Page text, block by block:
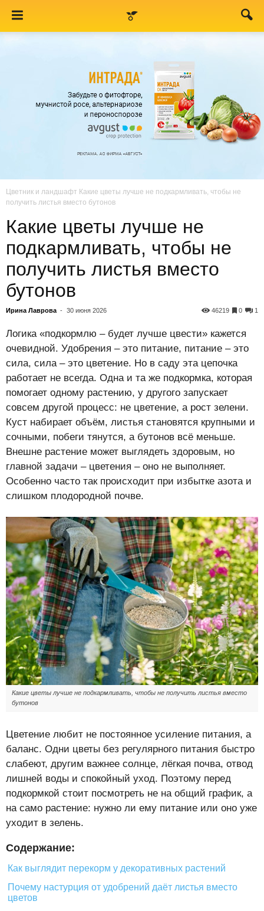
Цветник и ландшафт Какие цветы лучше не подкармливать, чтобы не
получить листья вместо бутонов
Какие цветы лучше не
подкармливать, чтобы не
получить листья вместо
бутонов
Ирина Лаврова - 30 июня 2026 1
0
46219
Логика «подкормлю – будет лучше цвести» кажется
очевидной. Удобрения – это питание, питание – это
сила, сила – это цветение. Но в саду эта цепочка
работает не всегда. Одна и та же подкормка, которая
помогает одному растению, у другого запускает
совсем другой процесс: не цветение, а рост зелени.
Куст набирает объём, листья становятся крупными и
сочными, побеги тянутся, а бутонов всё меньше.
Внешне растение может выглядеть здоровым, но
главной задачи – цветения – оно не выполняет.
Особенно часто так происходит при избытке азота и
слишком плодородной почве.
Какие цветы лучше не подкармливать, чтобы не получить листья вместо
бутонов
Цветение любит не постоянное усиление питания, а
баланс. Одни цветы без регулярного питания быстро
слабеют, другим важнее солнце, лёгкая почва, отвод
лишней воды и спокойный уход. Поэтому перед
подкормкой стоит посмотреть не на общий график, а
на само растение: нужно ли ему питание или оно уже
уходит в зелень.
Содержание:
Как выглядит перекорм у декоративных растений
Почему настурция от удобрений даёт листья вместо
цветов